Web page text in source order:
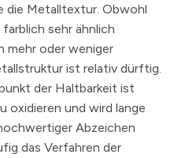
die Metalltextur. Obwohl
sehr ähnlich
mehr oder weniger
ist relativ dürftig.
der Haltbarkeit ist
oxidieren und wird lange
Abzeichen
das Verfahren der